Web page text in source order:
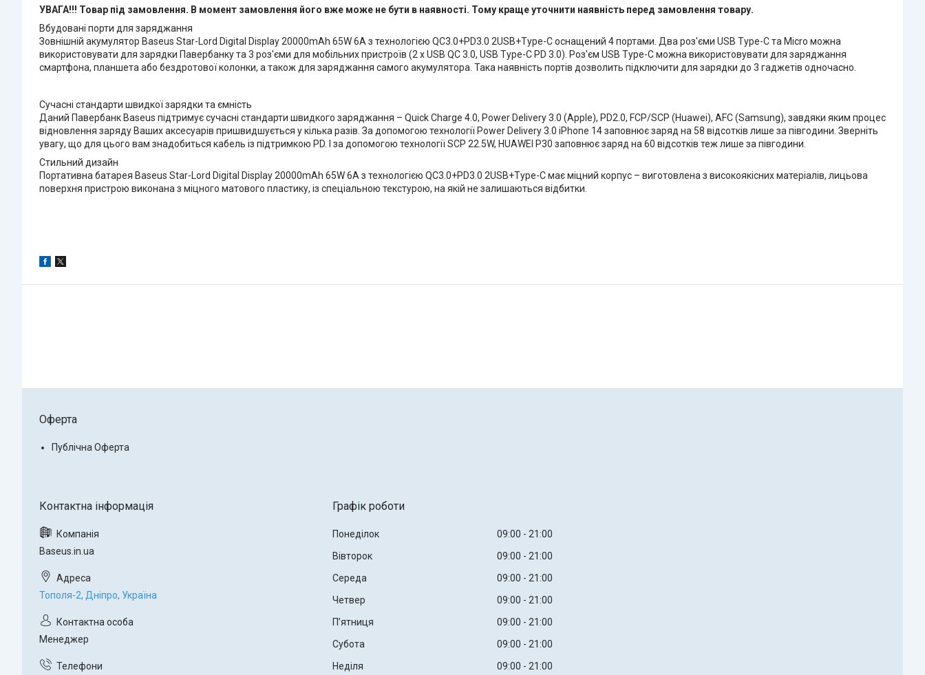
УВАГА!!! Товар під замовлення. В момент замовлення його вже може не бути в наявності. Тому краще уточнити наявність перед замовлення товару.
Вбудовані порти для заряджання
Зовнішній акумулятор Baseus Star-Lord Digital Display 20000mAh 65W 6A з технологією QC3.0+PD3.0 2USB+Type-C оснащений 4 портами. Два роз'єми USB Type-C та Micro можна
використовувати для зарядки Павербанку та 3 роз'єми для мобільних пристроїв (2 х USB QC 3.0, USB Type-C PD 3.0). Роз'єм USB Type-C можна використовувати для заряджання
смартфона, планшета або бездротової колонки, а також для заряджання самого акумулятора. Така наявність портів дозволить підключити для зарядки до 3 гаджетів одночасно.
Сучасні стандарти швидкої зарядки та ємність
Даний Павербанк Baseus підтримує сучасні стандарти швидкого заряджання – Quick Charge 4.0, Power Delivery 3.0 (Apple), PD2.0, FCP/SCP (Huawei), AFC (Samsung), завдяки яким процес
відновлення заряду Ваших аксесуарів пришвидшується у кілька разів. За допомогою технології Power Delivery 3.0 iPhone 14 заповнює заряд на 58 відсотків лише за півгодини. Зверніть
увагу, що для цього вам знадобиться кабель із підтримкою PD. І за допомогою технології SCP 22.5W, HUAWEI P30 заповнює заряд на 60 відсотків теж лише за півгодини.
Стильний дизайн
Портативна батарея Baseus Star-Lord Digital Display 20000mAh 65W 6A з технологією QC3.0+PD3.0 2USB+Type-C має міцний корпус – виготовлена ​​з високоякісних матеріалів, лицьова
поверхня пристрою виконана з міцного матового пластику, із спеціальною текстурою, на якій не залишаються відбитки.
Оферта
Публічна Оферта
Baseus.in.ua
Тополя-2, Дніпро, Україна
Менеджер
Графік роботи
Понеділок 09:00
21:00
Вівторок
09:00
21:00
Середа
09:00
21:00
Четвер
09:00
21:00
Пʼятниця
09:00
21:00
Субота
09:00
21:00
Неділя
09:00 21:00